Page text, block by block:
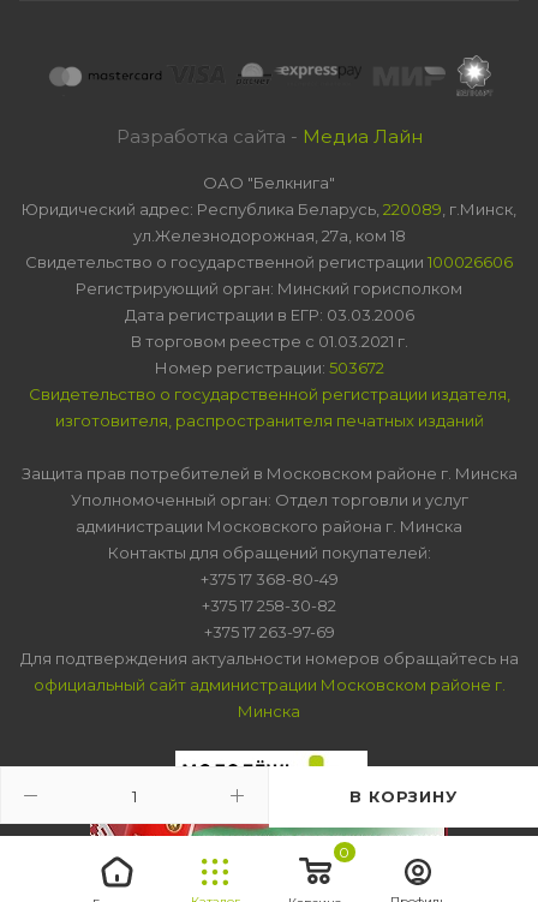
В КОРЗИНУ
0
Разработка сайта - Медиа Лайн
ОАО "Белкнига"
Юридический адрес: Республика Беларусь, 220089 , г.Минск,
ул.Железнодорожная, 27а, ком 18
Свидетельство о государственной регистрации 100026606
Регистрирующий орган: Минский горисполком
Дата регистрации в ЕГР: 03.03.2006
В торговом реестре с 01.03.2021 г.
Номер регистрации: 503672
Свидетельство о государственной регистрации издателя,
изготовителя, распространителя печатных изданий
Защита прав потребителей в Московском районе г. Минска
Уполномоченный орган: Отдел торговли и услуг
администрации Московского района г. Минска
Контакты для обращений покупателей:
+375 17 368-80-49
+375 17 258-30-82
+375 17 263-97-69
Для подтверждения актуальности номеров обращайтесь на
официальный сайт администрации Московском районе г.
Минска